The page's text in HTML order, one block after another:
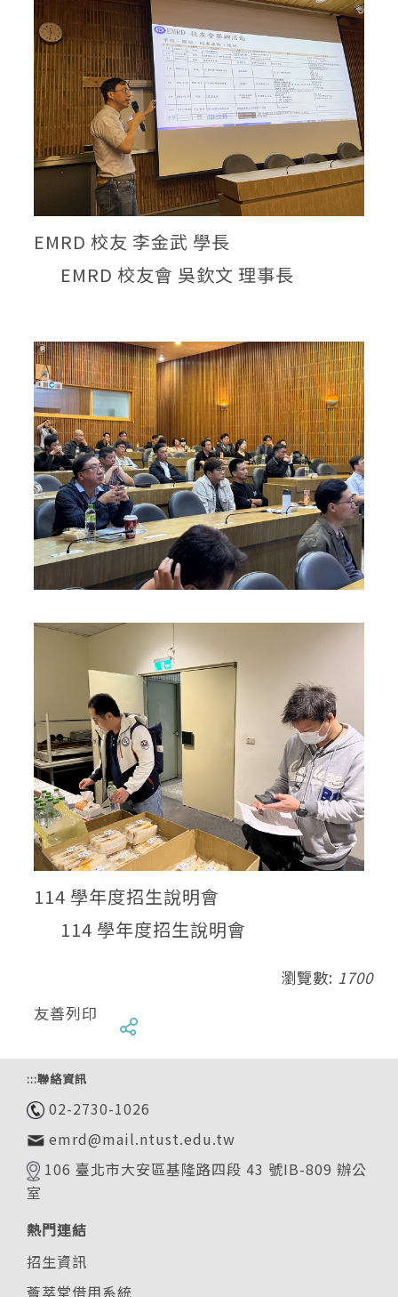
EMRD 校友 李金武 學長
EMRD 校友會 吳欽文 理事長
114 學年度招生說明會
114 學年度招生說明會
瀏覽數: 1700
友善列印
:::聯絡資訊
02-2730-1026
emrd@mail.ntust.edu.tw
106 臺北市大安區基隆路四段 43 號IB-809 辦公
室
熱門連結
招生資訊
薈萃堂借用系統